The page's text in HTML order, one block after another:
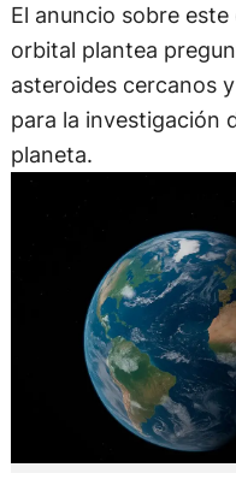
El anuncio sobre
orbital plantea
asteroides cercanos
para la investigación
planeta.